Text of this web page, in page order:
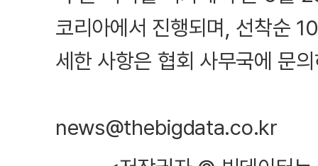
코리아에서 진행되며, 선착순
세한 사항은 협회 사무국에 문
news@thebigdata.co.kr